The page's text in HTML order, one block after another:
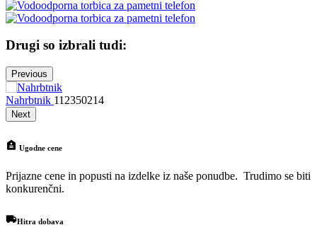
Drugi so izbrali tudi:
Previous
Nahrbtnik 112350214
Next
Ugodne cene
Prijazne cene in popusti na izdelke iz naše ponudbe. Trudimo se biti
konkurenčni.
Hitra dobava